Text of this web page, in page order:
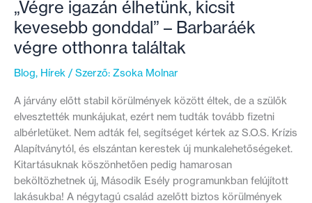
„Végre igazán élhetünk, kicsit
kevesebb gonddal” – Barbaráék
végre otthonra találtak
Blog, Hírek / Szerző: Zsoka Molnar
A járvány előtt stabil körülmények között éltek, de a szülők
elvesztették munkájukat, ezért nem tudták tovább fizetni
albérletüket. Nem adták fel, segítséget kértek az S.O.S. Krízis
Alapítványtól, és elszántan kerestek új munkalehetőségeket.
Kitartásuknak köszönhetően pedig hamarosan
beköltözhetnek új, Második Esély programunkban felújított
lakásukba! A négytagú család azelőtt biztos körülmények